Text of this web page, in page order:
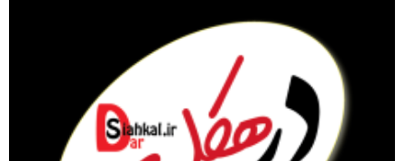
انتخاب دهیار روستای لیش به عنوان یکی از دهیاران برتر استان گیلان
«ذهن مقاوم»؛ کتابی برای زیستن آگاهانه در عصر پلتفرم‌ها منتشر شد
مرحوم ملک زاده یکی از قدیمی ترین معلم های معاصر سیاهکل
بازدید میدانی نماینده و فرماندار سیاهکل از بازار + تصاویر